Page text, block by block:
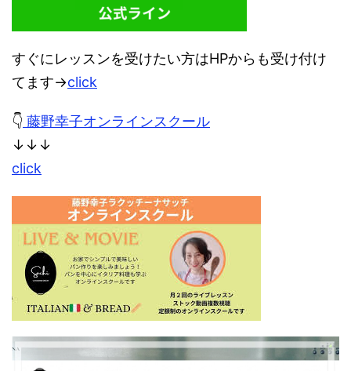
すぐにレッスンを受けたい方はHPからも受け付け
てます→click
👇 藤野幸子オンラインスクール
↓↓↓
click